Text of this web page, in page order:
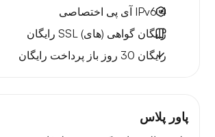
4 IPv6
آی پی اختصاصی
رایگان گواهی (های) SSL رایگان
رایگان
باز پرداخت رایگان
پاور پلاس